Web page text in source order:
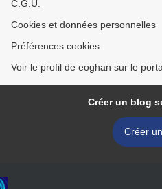
C.G.U.
Cookies et données personnelles
Préférences cookies
Voir le profil de eoghan sur le
Créer un blog
Créer